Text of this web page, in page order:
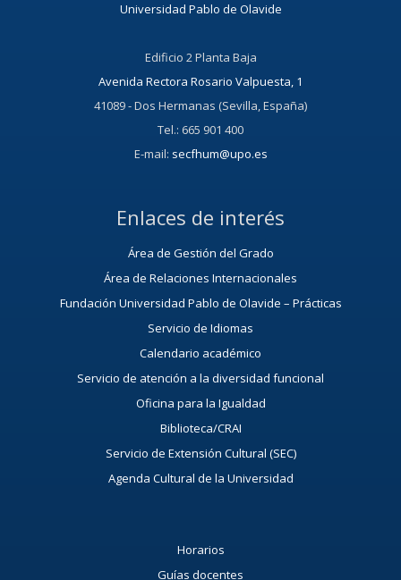
Universidad Pablo de Olavide
Edificio 2 Planta Baja
Avenida Rectora Rosario Valpuesta, 1
41089 - Dos Hermanas (Sevilla, España)
Tel.: 665 901 400
E-mail: secfhum@upo.es
Enlaces de interés
Área de Gestión del Grado
Área de Relaciones Internacionales
Fundación Universidad Pablo de Olavide – Prácticas
Servicio de Idiomas
Calendario académico
Servicio de atención a la diversidad funcional
Oficina para la Igualdad
Biblioteca/CRAI
Servicio de Extensión Cultural (SEC)
Agenda Cultural de la Universidad
Horarios
Guías docentes